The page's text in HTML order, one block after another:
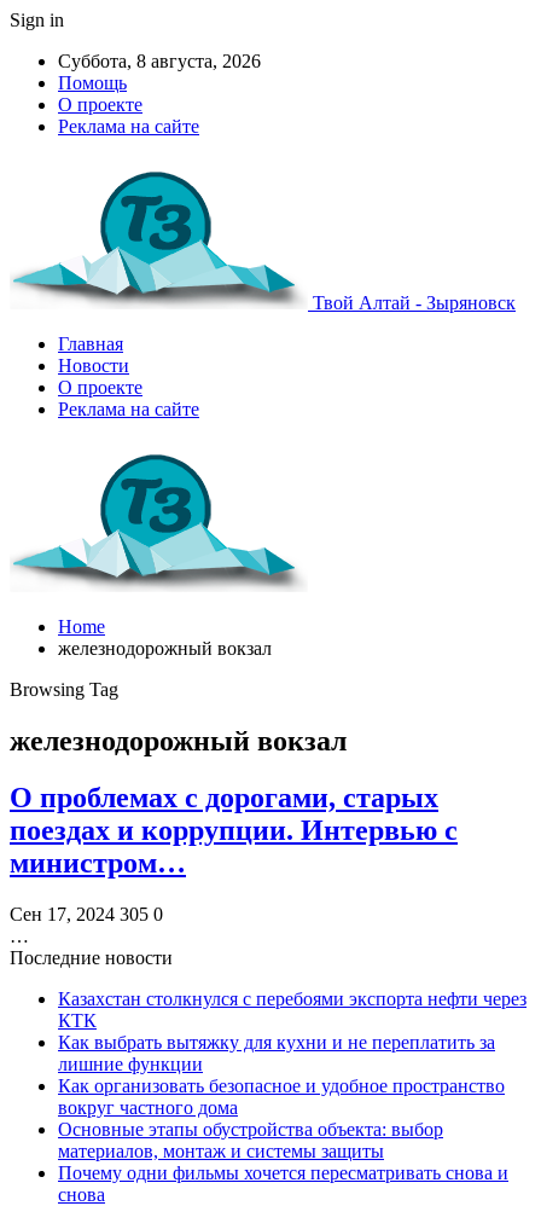
Sign in
Суббота, 8 августа, 2026
Помощь
О проекте
Реклама на сайте
Твой Алтай - Зыряновск
Главная
Новости
О проекте
Реклама на сайте
Home
железнодорожный вокзал
Browsing Tag
железнодорожный вокзал
О проблемах с дорогами, старых
поездах и коррупции. Интервью с
министром…
Сен 17, 2024 305 0
…
Последние новости
Казахстан столкнулся с перебоями экспорта нефти через
КТК
Как выбрать вытяжку для кухни и не переплатить за
лишние функции
Как организовать безопасное и удобное пространство
вокруг частного дома
Основные этапы обустройства объекта: выбор
материалов, монтаж и системы защиты
Почему одни фильмы хочется пересматривать снова и
снова